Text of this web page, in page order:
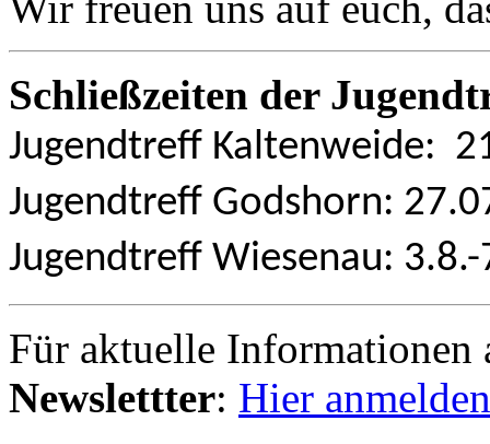
Schließzeiten der
Jugendtreff Kaltenweide:
Jugendtreff Godshorn:
Jugendtreff Wiesenau:
Für aktuelle Informationen
Newslettter: Hier